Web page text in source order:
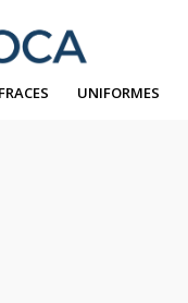
UNIFORMES